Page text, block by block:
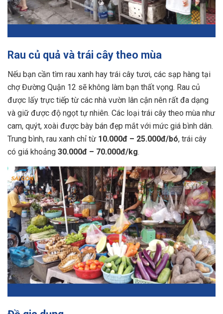
Rau củ quả và trái cây theo mùa
Nếu bạn cần tìm rau xanh hay trái cây tươi, các sạp hàng tại
chợ Đường Quận 12 sẽ không làm bạn thất vọng. Rau củ
được lấy trực tiếp từ các nhà vườn lân cận nên rất đa dạng
và giữ được độ ngọt tự nhiên. Các loại trái cây theo mùa như
cam, quýt, xoài được bày bán đẹp mắt với mức giá bình dân.
Trung bình, rau xanh chỉ từ 10.000đ – 25.000đ/bó, trái cây
có giá khoảng 30.000đ – 70.000đ/kg.